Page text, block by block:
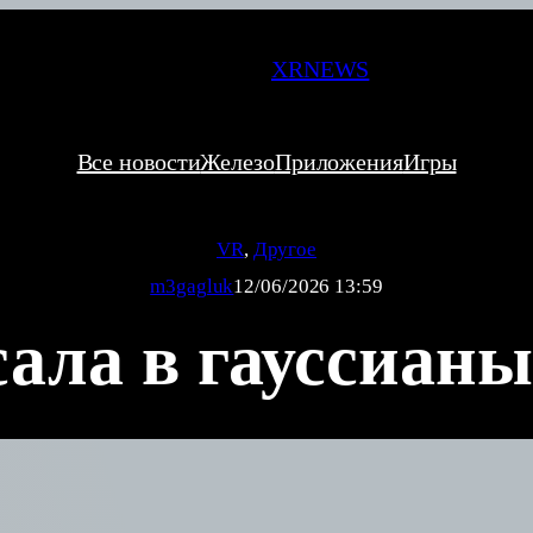
XRNEWS
Все новостиЖелезоПриложенияИгры
VR, Другое
m3gagluk12/06/2026 13:59
в